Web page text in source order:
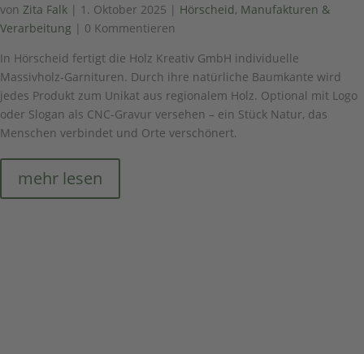
von Zita Falk | 1. Oktober 2025 | Hörscheid, Manufakturen &
Verarbeitung | 0 Kommentieren
In Hörscheid fertigt die Holz Kreativ GmbH individuelle
Massivholz-Garnituren. Durch ihre natürliche Baumkante wird
jedes Produkt zum Unikat aus regionalem Holz. Optional mit Logo
oder Slogan als CNC-Gravur versehen – ein Stück Natur, das
Menschen verbindet und Orte verschönert.
mehr lesen